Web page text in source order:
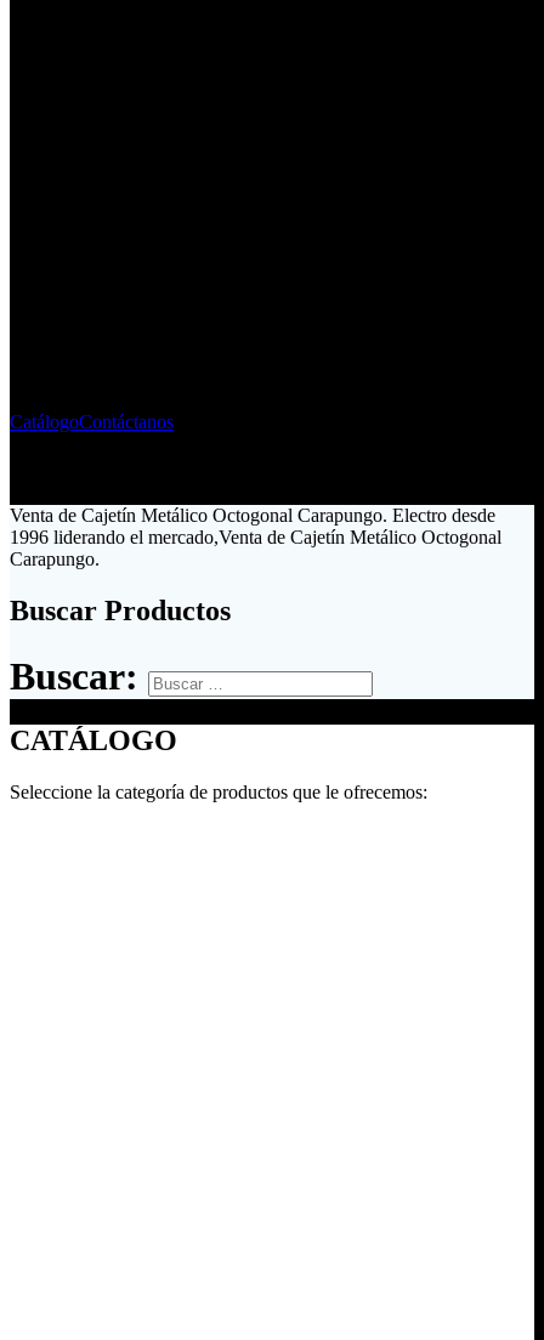
CatálogoContáctanos
Venta de Cajetín Metálico Octogonal Carapungo. Electro desde
1996 liderando el mercado,Venta de Cajetín Metálico Octogonal
Carapungo.
Buscar Productos
Buscar:
CATÁLOGO
Seleccione la categoría de productos que le ofrecemos: